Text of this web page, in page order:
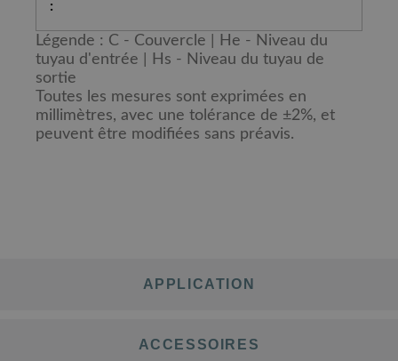
APPLICATION
ACCESSOIRES
Légende : C - Couvercle | He - Niveau du
tuyau d'entrée | Hs - Niveau du tuyau de
sortie
Toutes les mesures sont exprimées en
millimètres, avec une tolérance de ±2%, et
peuvent être modifiées sans préavis.